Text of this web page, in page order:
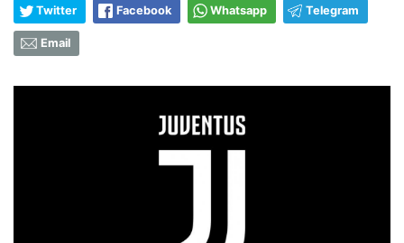
Twitter Facebook Whatsapp Telegram
Email